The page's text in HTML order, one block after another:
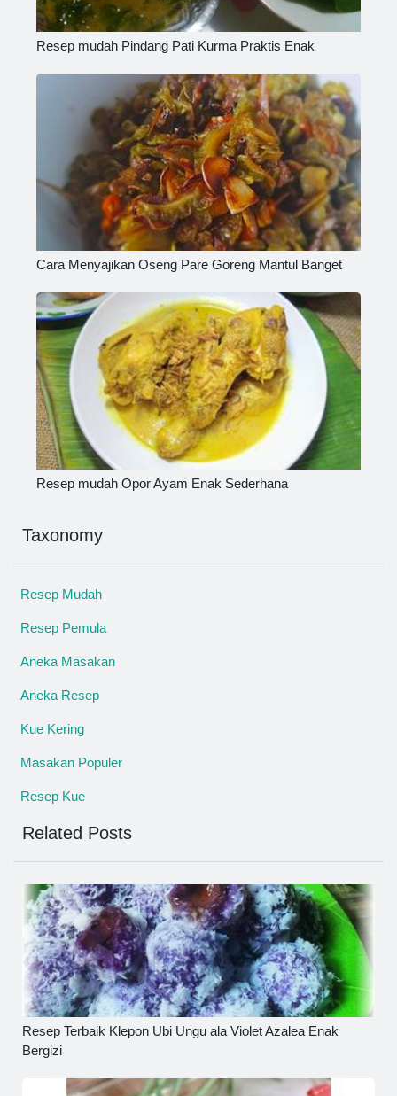
Resep mudah Pindang Pati Kurma Praktis Enak
Cara Menyajikan Oseng Pare Goreng Mantul Banget
Resep mudah Opor Ayam Enak Sederhana
Taxonomy
Resep Mudah
Resep Pemula
Aneka Masakan
Aneka Resep
Kue Kering
Masakan Populer
Resep Kue
Related Posts
Resep Terbaik Klepon Ubi Ungu ala Violet Azalea Enak
Bergizi